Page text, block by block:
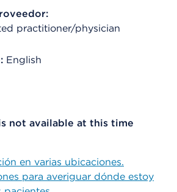
practitioner/physician
English
not available at this time
en varias ubicaciones.
para averiguar dónde estoy